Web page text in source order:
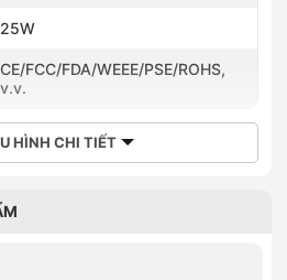
25W
CE/FCC/FDA/WEEE/PSE/ROHS,
v.v.
HÌNH CHI TIẾT